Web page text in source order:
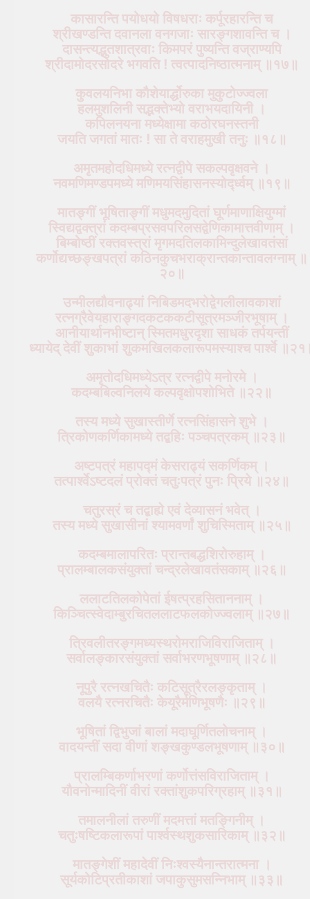
कासारन्ति पयोधयो विषधराः कर्पूरहारन्ति च
श्रीखण्डन्ति दवानला वनगजाः सारङ्गशावन्ति च ।
दासन्त्यद्भुतशात्रवाः किमपरं पुष्यन्ति वज्राण्यपि
श्रीदामोदरसोदरे भगवति ! त्वत्पादनिष्ठात्मनाम् ॥१७॥
कुवलयनिभा कौशेयार्द्धोरुका मुकुटोज्ज्वला
हलमुशलिनी सद्भक्तेभ्यो वराभयदायिनी ।
कपिलनयना मध्येक्षामा कठोरघनस्तनी
जयति जगतां मातः ! सा ते वराहमुखी तनुः ॥१८॥
अमृतमहोदधिमध्ये रत्नद्वीपे सकल्पवृक्षवने ।
नवमणिमण्डपमध्ये मणिमयसिंहासनस्योर्द्ध्वम् ॥१९॥
मातङ्गीं भूषिताङ्गीं मधुमदमुदितां घूर्णमाणाक्षियुग्मां
स्विद्यद्वक्त्रां कदम्बप्रसवपरिलसद्वेणिकामात्तवीणाम् ।
बिम्बोष्ठीं रक्तवस्त्रां मृगमदतिलकामिन्दुलेखावतंसां
कर्णोद्यच्छङ्खपत्रां कठिनकुचभराक्रान्तकान्तावलग्नाम् ॥
२०॥
उन्मीलद्यौवनाढ्यां निबिडमदभरोद्वेगलीलावकाशां
रत्नग्रैवेयहाराङ्गदकटककटीसूत्रमञ्जीरभूषाम् ।
आनीयार्थानभीष्टान् स्मितमधुरदृशा साधकं तर्पयन्तीं
ध्यायेद् देवीं शुकाभां शुकमखिलकलारूपमस्याश्च पार्श्वे
अमृतोदधिमध्येऽत्र रत्नद्वीपे मनोरमे ।
कदम्बबिल्वनिलये कल्पवृक्षोपशोभिते ॥२२॥
तस्य मध्ये सुखास्तीर्णे रत्नसिंहासने शुभे ।
त्रिकोणकर्णिकामध्ये तद्बहिः पञ्चपत्रकम् ॥२३॥
अष्टपत्रं महापद्मं केसराढ्यं सकर्णिकम् ।
तत्पार्श्वेऽष्टदलं प्रोक्तं चतुःपत्रं पुनः प्रिये ॥२४॥
चतुरस्रं च तद्बाह्ये एवं देव्यासनं भवेत् ।
तस्य मध्ये सुखासीनां श्यामवर्णां शुचिस्मिताम् ॥२५॥
कदम्बमालापरितः प्रान्तबद्धशिरोरुहाम् ।
प्रालम्बालकसंयुक्तां चन्द्रलेखावतंसकाम् ॥२६॥
ललाटतिलकोपेतां ईषत्प्रहसिताननाम् ।
किञ्चित्स्वेदाम्बुरचितललाटफलकोज्ज्वलाम् ॥२७॥
त्रिवलीतरङ्गमध्यस्थरोमराजिविराजिताम् ।
सर्वालङ्कारसंयुक्तां सर्वाभरणभूषणाम् ॥२८॥
नूपुरै रत्नखचितैः कटिसूत्रैरलङ्कृताम् ।
वलयै रत्नरचितैः केयूरैर्मणिभूषणैः ॥२९॥
भूषितां द्विभुजां बालां मदाघूर्णितलोचनाम् ।
वादयन्तीं सदा वीणां शङ्खकुण्डलभूषणाम् ॥३०॥
प्रालम्बिकर्णाभरणां कर्णोत्तंसविराजिताम् ।
यौवनोन्मादिनीं वीरां रक्तांशुकपरिग्रहाम् ॥३१॥
तमालनीलां तरुणीं मदमत्तां मतङ्गिनीम् ।
चतुःषष्टिकलारूपां पार्श्वस्थशुकसारिकाम् ॥३२॥
मातङ्गेशीं महादेवीं निःश्वस्यैनान्तरात्मना ।
सूर्यकोटिप्रतीकाशां जपाकुसुमसन्निभाम् ॥३३॥